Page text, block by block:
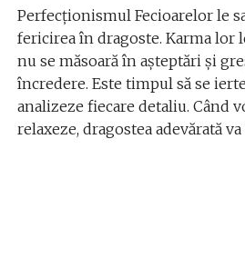
Perfecționismul Fecioarelor le
fericirea în dragoste. Karma lor
nu se măsoară în așteptări și
încredere. Este timpul să se
analizeze fiecare detaliu. Când
relaxeze, dragostea adevărată